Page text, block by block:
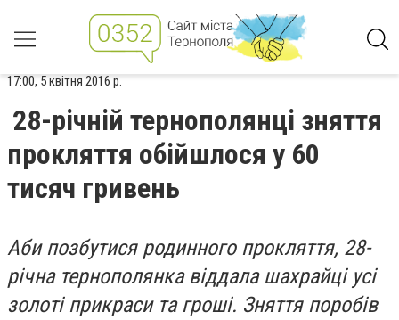
17:00, 5 квітня 2016 р.
28-річній тернополянці зняття
прокляття обійшлося у 60
тисяч гривень
Аби позбутися родинного прокляття, 28-
річна тернополянка віддала шахрайці усі
золоті прикраси та гроші. Зняття поробів